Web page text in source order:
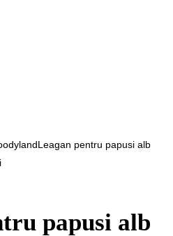
Leagan pentru papusi alb
papusi alb